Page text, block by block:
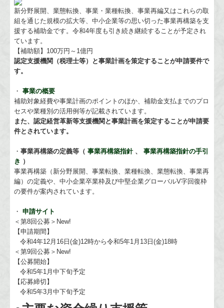
新分野展開、業態転換、事業・業種転換、事業再編又はこれらの取
組を通じた規模の拡大等、中小企業等の思い切った事業再構築を支
援する補助金です。令和4年度も引き続き継続することが予定され
ています。
【補助額】100万円～1億円
認定支援機関（税理士等）と事業計画を策定することが申請要件で
す。
・事業の概要
補助対象経費や事業計画のポイントのほか、補助金支払までのプロ
セスや業種別の活用例等が記載されています。
また、認定経営革新等支援機関と事業計画を策定することが申請要
件とされています。
・事業再構築の定義等（事業再構築指針 、事業再構築指針の手引
き ）
事業再構築（新分野展開、事業転換、業種転換、業態転換、事業再
編）の定義や、中小企業卒業枠及び中堅企業グローバルV字回復枠
の要件が案内されています。
・申請サイト
＜第8回公募＞ New!
【申請期間】
令和4年12月16日(金)12時から令和5年1月13日(金)18時
＜第9回公募＞ New!
【公募開始】
令和5年1月中下旬予定
【応募締切】
令和5年3月中下旬予定